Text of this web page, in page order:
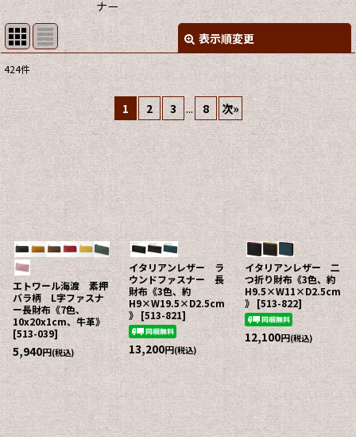
ナー
表示順変更
サブカテゴリ
表示数
並び順:
絞り込む
424件
1 2 3 ... 8 次»
エトワール海渡 素押
バラ柄 L字ファスナ
ー長財布《7色、
10x20x1cm、牛革》
[513-039]
5,940円(税込)
イタリアンレザー ラ
ウンドファスナー 長
財布《3色、約
H9×W19.5×D2.5cm
》 [513-821]
13,200円(税込)
イタリアンレザー 二
つ折り財布《3色、約
H9.5×W11×D2.5cm
》 [513-822]
12,100円(税込)